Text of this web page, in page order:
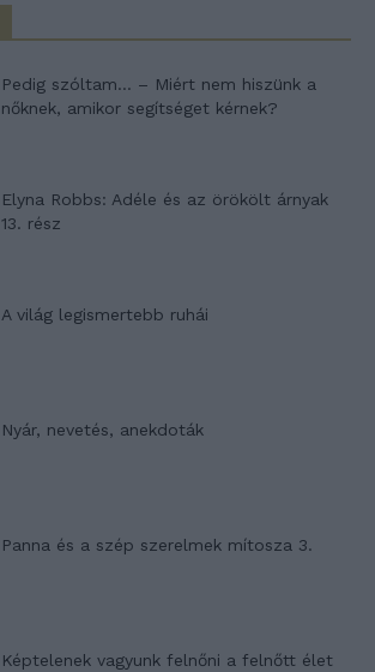
Pedig szóltam… – Miért nem hiszünk a
nőknek, amikor segítséget kérnek?
Elyna Robbs: Adéle és az örökölt árnyak
13. rész
A világ legismertebb ruhái
Nyár, nevetés, anekdoták
Panna és a szép szerelmek mítosza 3.
Képtelenek vagyunk felnőni a felnőtt élet